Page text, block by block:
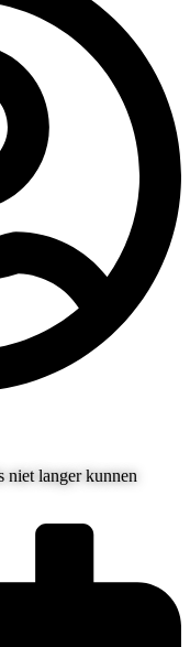
langer kunnen